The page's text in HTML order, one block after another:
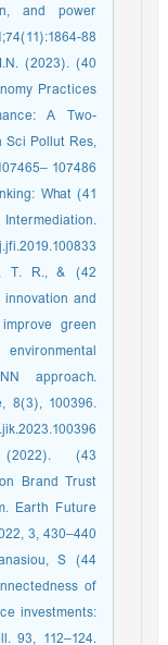
and power
88
(2023).
Practices
A Two-
Sci Pollut Res,
107486.
What
T. R., &
and
green
approach.
8(3), 100396.
Brand Trust
Earth Future
3, 430–440.
S
of
investments:
93, 112–124.